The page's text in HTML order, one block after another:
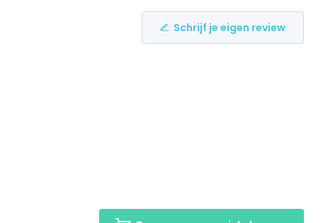
Schrijf je eigen review